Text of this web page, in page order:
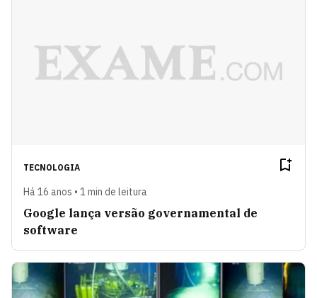
TECNOLOGIA
Há 16 anos • 1 min de leitura
Google lança versão governamental de
software